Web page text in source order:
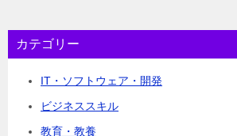
カテゴリー
IT・ソフトウェア・開発
ビジネススキル
教育・教養